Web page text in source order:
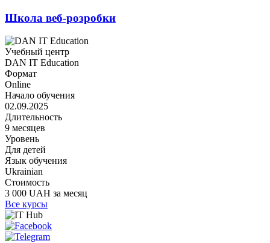
Школа веб-розробки
Учебный центр
DAN IT Education
Формат
Online
Начало обучения
02.09.2025
Длительность
9 месяцев
Уровень
Для детей
Язык обучения
Ukrainian
Стоимость
3 000 UAH за месяц
Все курсы